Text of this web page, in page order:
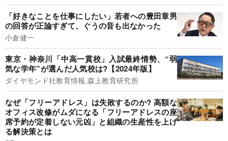
「好きなことを仕事にしたい」若者への豊田章男
の回答が正論すぎて、ぐうの音も出なかった
小倉健一
東京・神奈川「中高一貫校」入試最終情勢、“弱
気な学年”が選んだ人気校は?【2024年版】
ダイヤモンド社教育情報,森上教育研究所
なぜ「フリーアドレス」は失敗するのか? 高額な
オフィス改修がムダになる「フリーアドレスの座
席予約が定着しない元凶」と組織の生産性を上げ
る解決策とは